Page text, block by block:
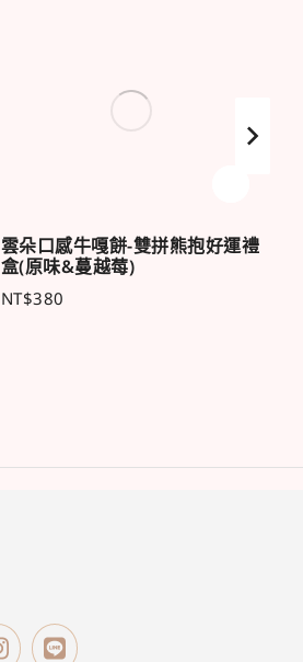
雲朵口感牛嘎餅-雙拼熊抱好運禮
盒(原味&蔓越莓)
NT$380